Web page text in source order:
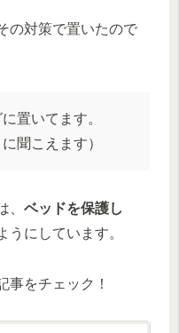
の対策で置いたので
置いてます。
聞こえます）
、 ベッドを保護し
うにしています。
事をチェック！